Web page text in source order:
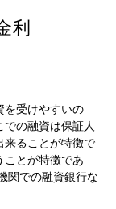
利
を受けやすいの
の融資は保証人
来ることが特徴で
ことが特徴であ
関での融資銀行な